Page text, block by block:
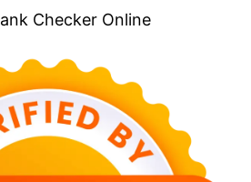
Checker Online